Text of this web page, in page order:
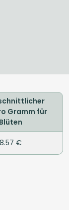
Gramm für
Blüten
8.57 €